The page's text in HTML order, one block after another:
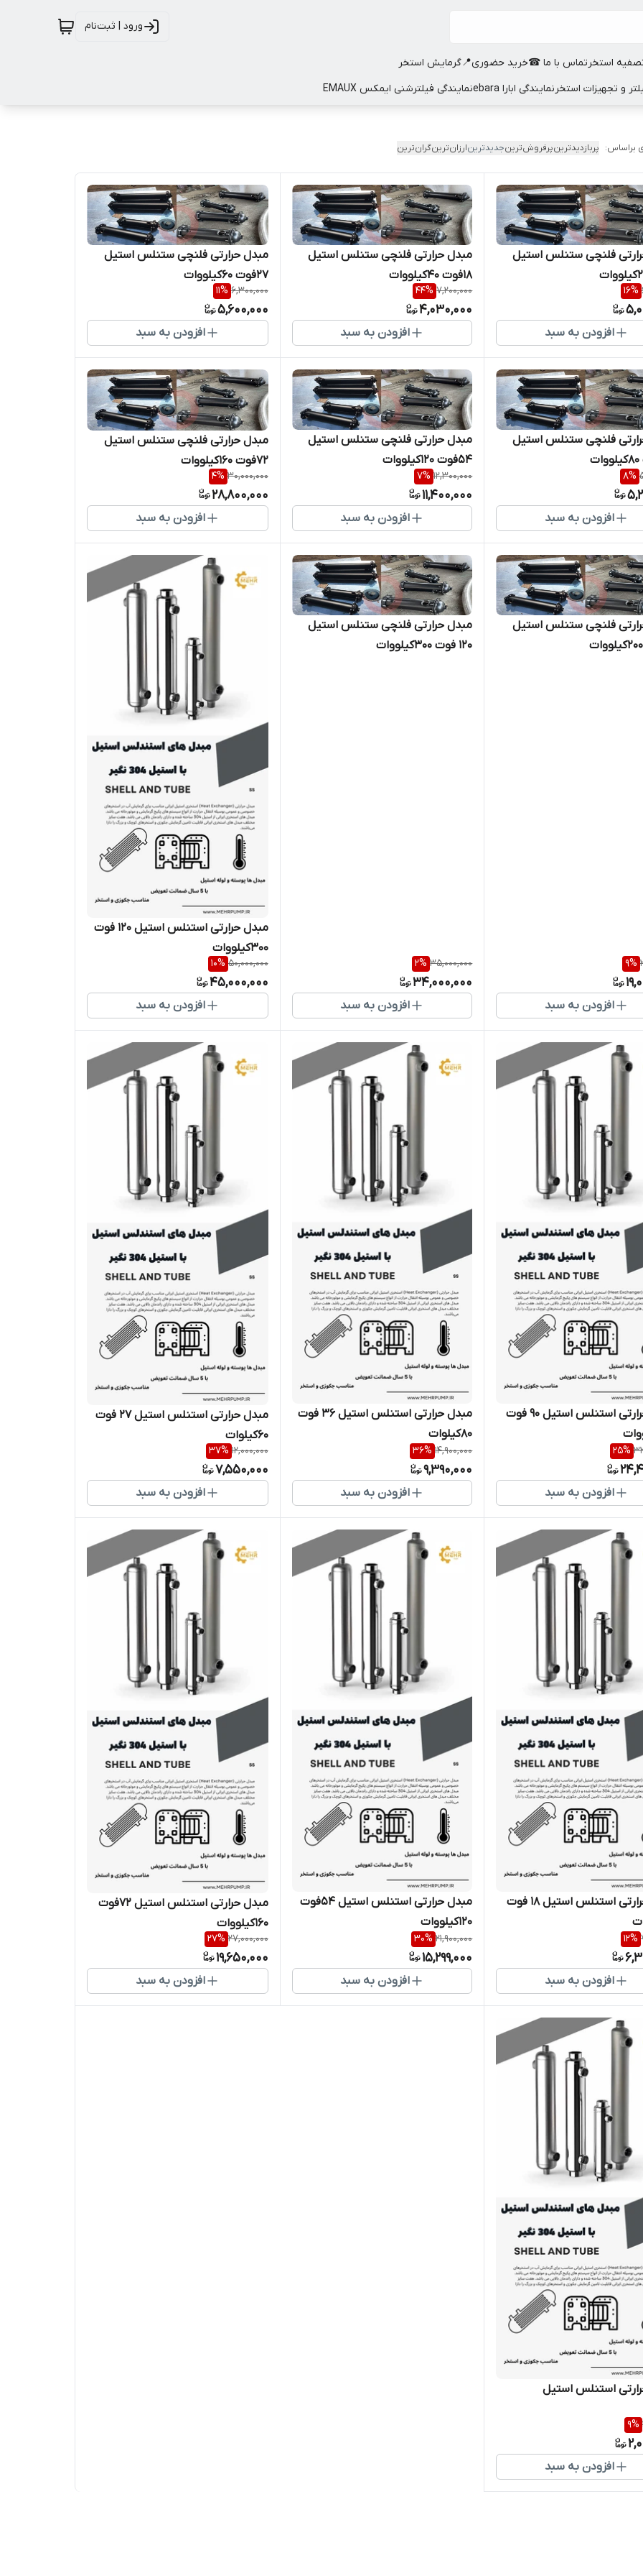
ورود | ثبت‌نام
استخرتماس با ما ☎خرید حضوری📍گرمایش استخر
نمایندگی ابارا ebara نمایندگی فیلترشنی ایمکس EMAUX
براساس: پربازدیدترینپرفروش‌ترینجدیدترینارزان‌ترینگران‌ترین
مبدل حرارتی فلنچی ستنلس استیل
16%
افزودن به سبد
مبدل حرارتی فلنچی ستنلس استیل
18فوت 40کیلووات
7,200,000
44%
4,030,000
افزودن به سبد
مبدل حرارتی فلنچی ستنلس استیل
27فوت 60کیلووات
6,300,000
11%
5,600,000
افزودن به سبد
مبدل حرارتی فلنچی ستنلس استیل
8%
افزودن به سبد
مبدل حرارتی فلنچی ستنلس استیل
54فوت 120کیلووات
12,300,000
7%
11,400,000
افزودن به سبد
مبدل حرارتی فلنچی ستنلس استیل
72فوت 160کیلووات
30,000,000
4%
28,800,000
افزودن به سبد
مبدل حرارتی فلنچی ستنلس استیل
9%
افزودن به سبد
مبدل حرارتی فلنچی ستنلس استیل
120 فوت 300کیلووات
35,000,000
2%
34,000,000
افزودن به سبد
مبدل حرارتی استنلس استیل 120 فوت
300کیلووات
50,000,000
10%
45,000,000
افزودن به سبد
مبدل حرارتی استنلس استیل 90 فوت
25%
افزودن به سبد
مبدل حرارتی استنلس استیل 36 فوت
80کیلوات
14,900,000
36%
9,390,000
افزودن به سبد
مبدل حرارتی استنلس استیل 27 فوت
60کیلوات
12,000,000
37%
7,550,000
افزودن به سبد
مبدل حرارتی استنلس استیل 18 فوت
12%
افزودن به سبد
مبدل حرارتی استنلس استیل 54فوت
120کیلووات
21,900,000
30%
15,299,000
افزودن به سبد
مبدل حرارتی استنلس استیل 72فوت
160کیلووات
27,000,000
27%
19,650,000
افزودن به سبد
استنلس استیل
9%
افزودن به سبد